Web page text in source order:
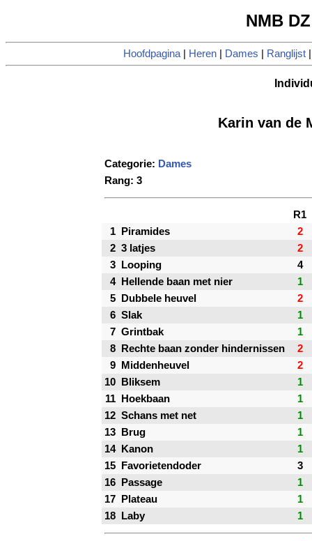
NMB
Hoofdpagina| Heren| Dames Ranglijst
Karin van de
Categorie: Dames
Rang: 3
R1
1
Piramides
2
2 3 latjes
2
3
Looping
4
4
Hellende baan met nier
1
5
Dubbele heuvel
2
6 Slak
1
7 Grintbak
1
8
Rechte baan zonder hindernissen
2
9
Middenheuvel
2
10
Bliksem
1
11
Hoekbaan
1
12 Schans met net
1
13
Brug
1
14
Kanon
1
15
Favorietendoder
3
16
Passage
1
17
Plateau
1
18
Laby 1